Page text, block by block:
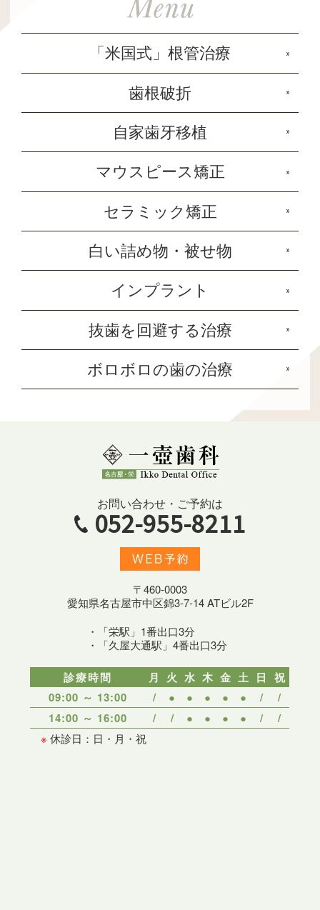
「米国式」根管治療
歯根破折
自家歯牙移植
マウスピース矯正
セラミック矯正
白い詰め物・被せ物
インプラント
抜歯を回避する治療
ボロボロの歯の治療
お問い合わせ・ご予約は
052-955-8211
〒460-0003
愛知県名古屋市中区錦3-7-14 ATビル2F
・「栄駅」1番出口3分
・「久屋大通駅」4番出口3分
診療時間 月 火 水 木 金 土 日 祝
09:00 ～ 13:00
/ ● ● ● ● ● /
/
14:00 ～ 16:00
/ / ● ● ● ● / /
※ 休診日：日・月・祝